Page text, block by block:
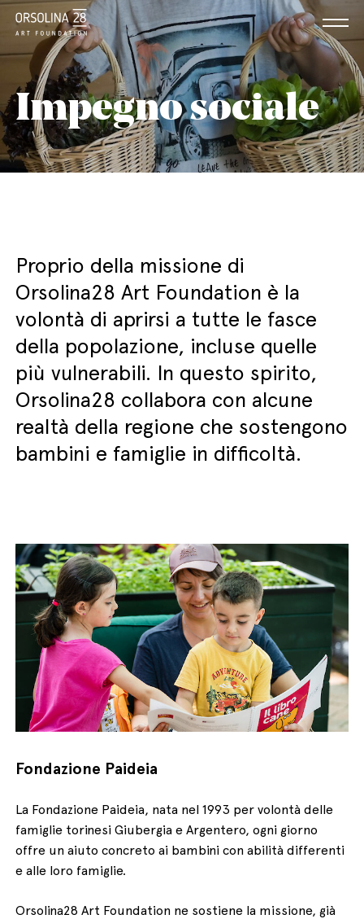
Impegno sociale
Proprio della missione di
Orsolina28 Art Foundation è la
volontà di aprirsi a tutte le fasce
della popolazione, incluse quelle
più vulnerabili. In questo spirito,
Orsolina28 collabora con alcune
realtà della regione che sostengono
bambini e famiglie in difficoltà.
Fondazione Paideia
La Fondazione Paideia, nata nel 1993 per volontà delle
famiglie torinesi Giubergia e Argentero, ogni giorno
offre un aiuto concreto ai bambini con abilità differenti
e alle loro famiglie.
Orsolina28 Art Foundation ne sostiene la missione, già